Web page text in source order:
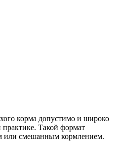
корма допустимо и широко
практике. Такой формат
или смешанным кормлением.